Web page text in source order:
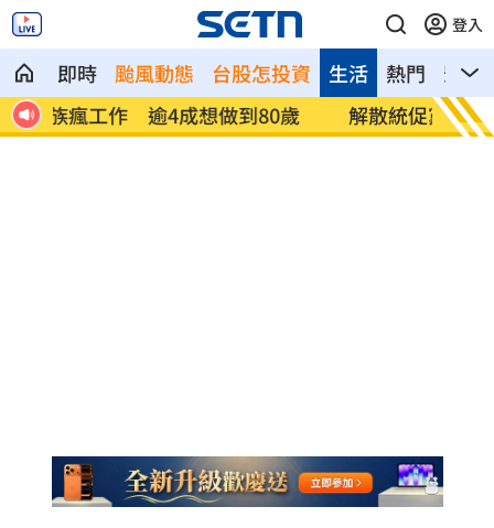
登入
即時 颱風動態 台股怎投資 熱門 影音
生活
解散統促黨？他曝翁曉玲一招：恐白忙一
場
疫苗
聲